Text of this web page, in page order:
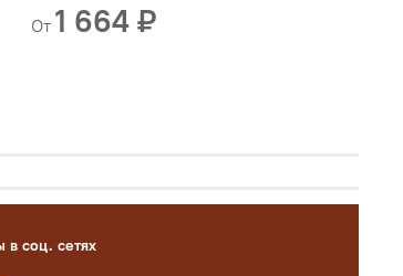
От 1 664 ₽
в соц. сетях